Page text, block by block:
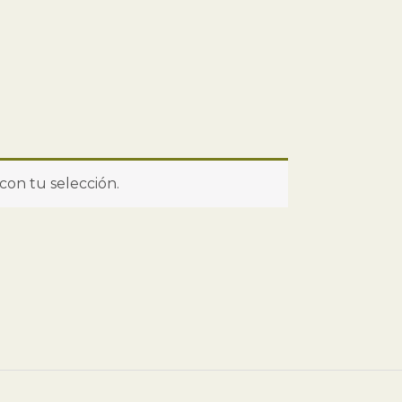
tu selección.